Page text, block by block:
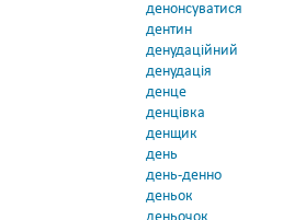
денонсуватися
дентин
денудаційний
денудація
денце
денцівка
денщик
день
день-денно
деньок